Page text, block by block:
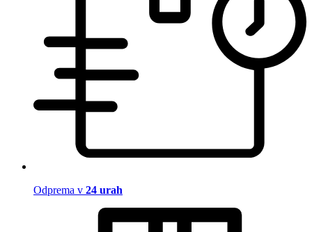
Odprema v 24 urah